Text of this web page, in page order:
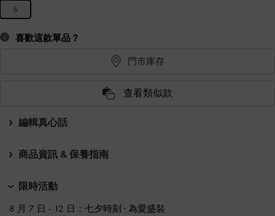
S
喜歡這款單品？
門市庫存
查看類似款
編輯真心話
商品資訊 & 保養指南
限時活動
8 月 7 日 - 12 日：七夕時刻 · 為愛盛裝​